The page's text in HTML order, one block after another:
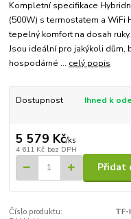
Kompletní specifikace
(500W) s termostatem a WiFi
tepelný komfort na dosah
Jsou ideální pro jakýkoli dům,
hospodárné ... celý popis
Dostupnost Ihned k
5 579 Kč/ks
4 611 Kč bez DPH
Přidat
Číslo produktu:
TF-